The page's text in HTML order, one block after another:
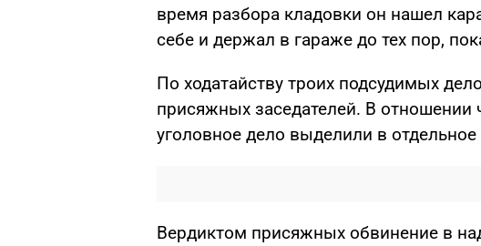
время разбора кладовки он нашел
себе и держал в гараже до тех пор,
По ходатайству троих подсудимых
присяжных заседателей. В отношении
уголовное дело выделили в
Вердиктом присяжных обвинение в